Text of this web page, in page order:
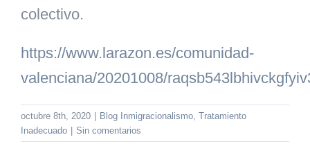
colectivo.
https://www.larazon.es/comunidad-
valenciana/20201008/
octubre 8th, 2020 Blog Inmigracionalismo, Tratamiento
Inadecuado
Sin comentarios